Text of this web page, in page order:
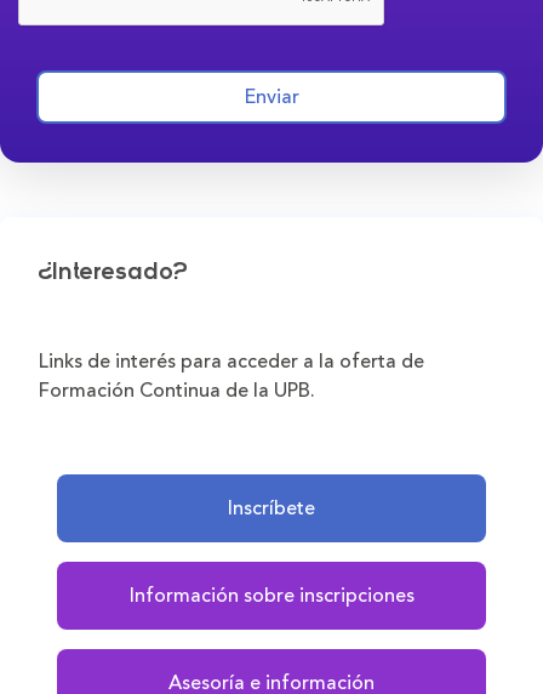
Enviar
¿Interesado?
Links de interés para acceder a la oferta de
Formación Continua de la UPB.
Inscríbete
Información sobre inscripciones
Asesoría e información